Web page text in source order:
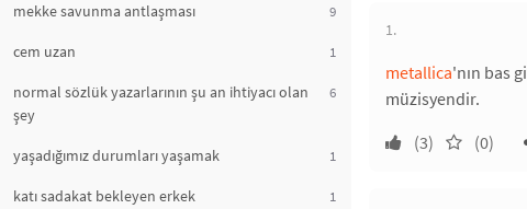
mekke savunma antlaşması 9
cem uzan 1
normal sözlük yazarlarının şu an ihtiyacı olan
şey
6
yaşadığımız durumları yaşamak 1
katı sadakat bekleyen erkek 1
1.
metallica'nın bas
müzisyendir.
(3)
(0)